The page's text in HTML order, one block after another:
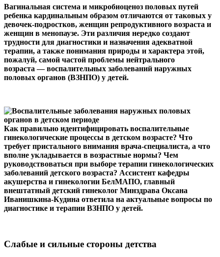
Вагинальная система и микробиоценоз половых путей
ребенка кардинальным образом отличаются от таковых у
девочек-подростков, женщин репродуктивного возраста и
женщин в менопаузе. Эти различия нередко создают
трудности для диагностики и назначения адекватной
терапии, а также понимания природы и характера этой,
пожалуй, самой частой проблемы нейтрального
возраста — воспалительных заболеваний наружных
половых органов (ВЗНПО) у детей.
Как правильно идентифицировать воспалительные
гинекологические процессы в детском возрасте? Что
требует пристального внимания врача-специалиста, а что
вполне укладывается в возрастные нормы? Чем
руководствоваться при выборе терапии гинекологических
заболеваний детского возраста? Ассистент кафедры
акушерства и гинекологии БелМАПО, главный
внештатный детский гинеколог Минздрава Оксана
Иванишкина-Кудина ответила на актуальные вопросы по
диагностике и терапии ВЗНПО у детей.
Слабые и сильные стороны детства